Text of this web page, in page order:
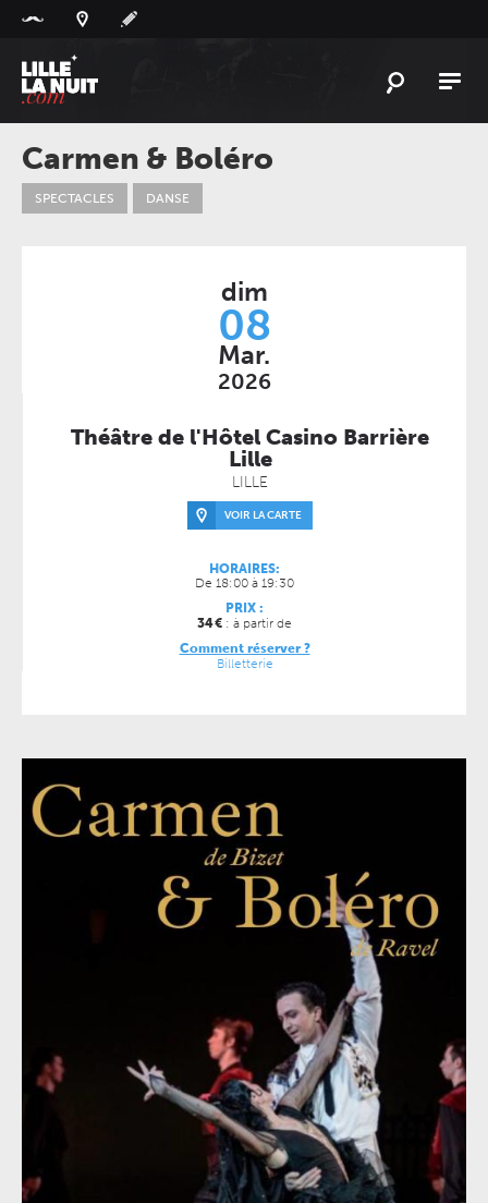
L'ACTU
L'AGENDA
Carmen & Boléro
SPECTACLES DANSE
dim
08
Mar.
2026
Théâtre de l'Hôtel Casino Barrière
Lille
LILLE
VOIR LA CARTE
HORAIRES:
De 18:00 à 19:30
PRIX :
34€ : à partir de
Comment réserver ?
Billetterie
Panneau de gestion des cookies